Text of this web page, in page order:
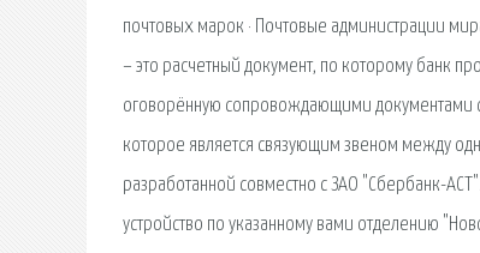
почтовых марок · Почтовые администрации
– это расчетный документ, по которому банк
оговорённую сопровождающими документами
которое является связующим звеном между
разработанной совместно с ЗАО "Сбербанк-
устройство по указанному вами отделению